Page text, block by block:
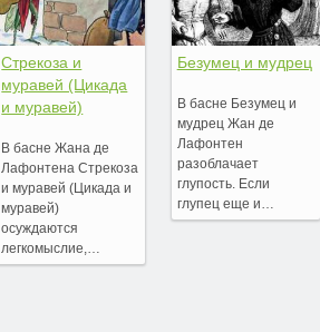
Стрекоза и
муравей (Цикада
и муравей)
В басне Жана де
Лафонтена Стрекоза
и муравей (Цикада и
муравей)
осуждаются
легкомыслие,…
Безумец и мудрец
В басне Безумец и
мудрец Жан де
Лафонтен
разоблачает
глупость. Если
глупец еще и…